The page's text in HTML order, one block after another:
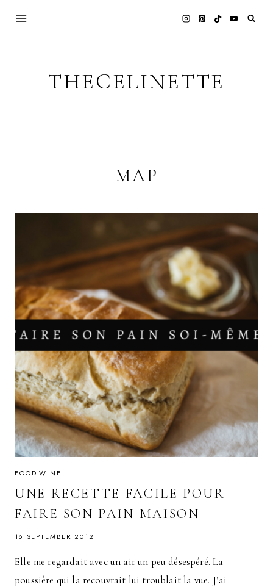
THECELINETTE
MAP
FOOD-WINE
UNE RECETTE FACILE POUR
FAIRE SON PAIN MAISON
16 SEPTEMBER 2012
Elle me regardait avec un air un peu désespéré. La
poussière qui la recouvrait lui troublait la vue. J’ai